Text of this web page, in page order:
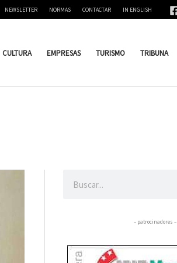
NEWSLETTER NORMAS CONTACTAR IN ENGLISH
CULTURA EMPRESAS TURISMO TRIBUNA
– patrocinadores –